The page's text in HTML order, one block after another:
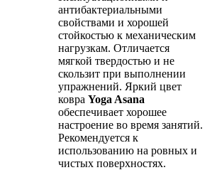
антибактериальными
свойствами и хорошей
стойкостью к механическим
нагрузкам. Отличается
мягкой твердостью и не
скользит при выполнении
упражнений. Яркий цвет
ковра Yoga Asana
обеспечивает хорошее
настроение во время занятий.
Рекомендуется к
использованию на ровных и
чистых поверхностях.